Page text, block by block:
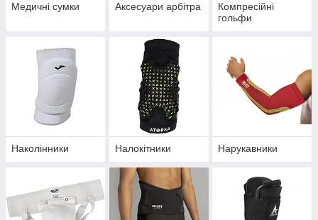
Медичні сумки Аксесуари арбітра
Компресійні
гольфи
Наколінники Налокітники Нарукавники